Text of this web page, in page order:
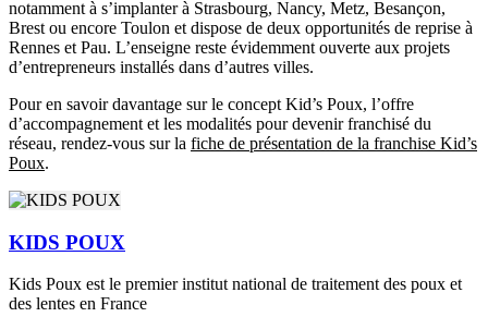
notamment à s’implanter à Strasbourg, Nancy, Metz, Besançon,
Brest ou encore Toulon et dispose de deux opportunités de reprise à
Rennes et Pau. L’enseigne reste évidemment ouverte aux projets
d’entrepreneurs installés dans d’autres villes.
Pour en savoir davantage sur le concept Kid’s Poux, l’offre
d’accompagnement et les modalités pour devenir franchisé du
réseau, rendez-vous sur la fiche de présentation de la franchise Kid’s
Poux.
KIDS POUX
Kids Poux est le premier institut national de traitement des poux et
des lentes en France